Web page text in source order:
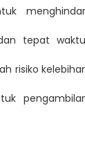
tepat
risiko